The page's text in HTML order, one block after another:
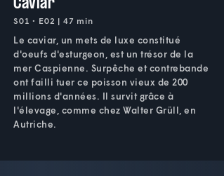
S01 • E02 | 47 min
Le caviar, un mets de luxe constitué
d'oeufs d'esturgeon, est un trésor de la
mer Caspienne. Surpêche et contrebande
ont failli tuer ce poisson vieux de 200
millions d'années. Il survit grâce à
l'élevage, comme chez Walter Grüll, en
Autriche.